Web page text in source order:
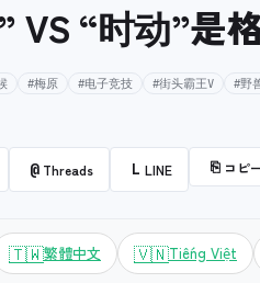
VS “时动”是
#梅原 #电子竞技 #街头霸王V #野
@ Threads L LINE ⎘ コピ
🇹🇼繁體中文 🇻🇳Tiếng Việt